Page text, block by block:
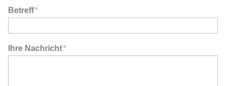
Betreff*
Ihre Nachricht*